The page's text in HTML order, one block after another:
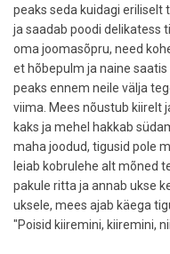
peaks seda kuidagi eriliselt
ja saadab poodi delikatess
oma joomasõpru, need
et hõbepulm ja naine
peaks ennem neile välja
viima. Mees nõustub kiirelt
kaks ja mehel hakkab
maha joodud, tigusid pole
leiab kobrulehe alt mõned
pakule ritta ja annab ukse
uksele, mees ajab käega
"Poisid kiiremini, kiiremini,